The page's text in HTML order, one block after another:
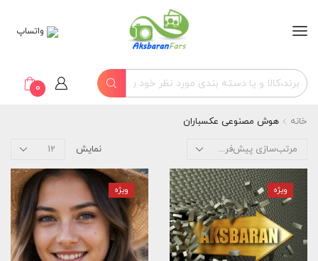
واتساپ
0
خانه هوش مصنوعی عکسباران
نمایش
ویژه ویژه